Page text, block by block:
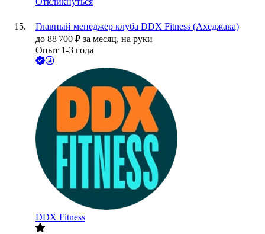
Главный менеджер клуба DDX Fitness (Ахеджака)
до 88 700 ₽ за месяц, на руки
Опыт 1-3 года
DDX Fitness